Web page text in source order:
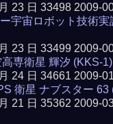
23 日 33498 2009-
宇宙ロボット技術実
23 日 33499 2009-
高専衛星 輝汐 (KKS-1)
24 日 34661 2009-
衛星 ナブスター 63
21 日 35362 2009-